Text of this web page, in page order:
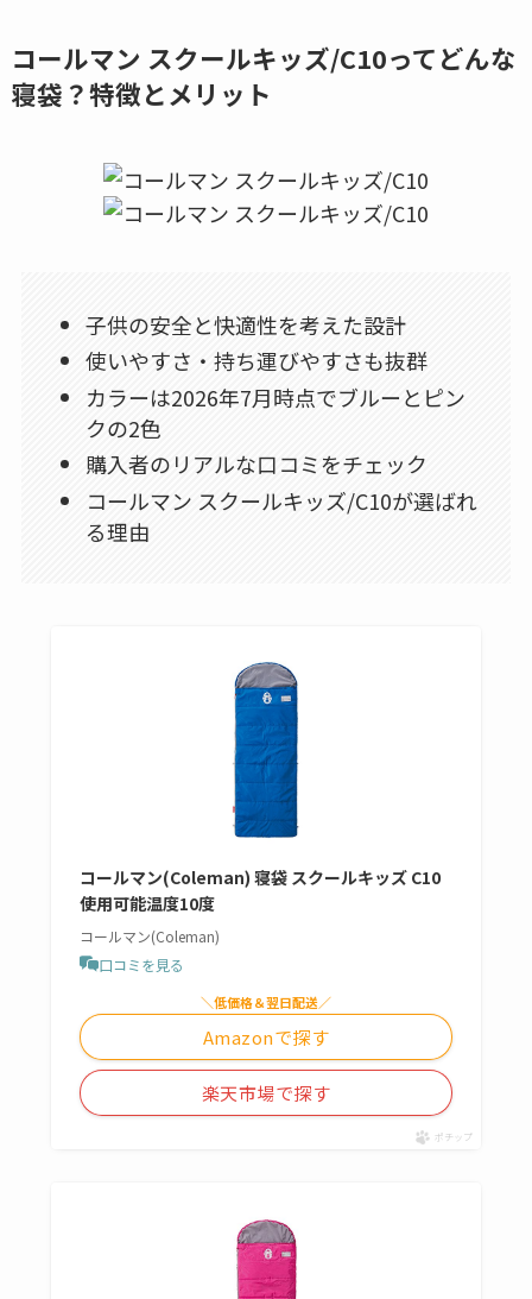
コールマン スクールキッズ/C10ってどんな
寝袋？特徴とメリット
子供の安全と快適性を考えた設計
使いやすさ・持ち運びやすさも抜群
カラーは2026年7月時点でブルーとピン
クの2色
購入者のリアルな口コミをチェック
コールマン スクールキッズ/C10が選ばれ
る理由
コールマン(Coleman) 寝袋 スクールキッズ C10
使用可能温度10度
コールマン(Coleman)
口コミを見る
＼低価格＆翌日配送／
Amazonで探す
楽天市場で探す
ポチップ